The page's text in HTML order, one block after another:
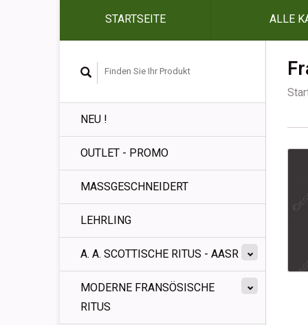
STARTSEITE ALLE
NEU !
OUTLET - PROMO
MASSGESCHNEIDERT
LEHRLING
A. A. SCOTTISCHE RITUS - AASR
MODERNE FRANSÖSISCHE
RITUS